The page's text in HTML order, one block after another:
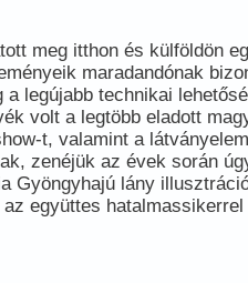
meg itthon és külföldön
maradandónak
legújabb technikai
volt a legtöbb eladott
t, valamint a
zenéjük az évek során
Gyöngyhajú lány
együttes